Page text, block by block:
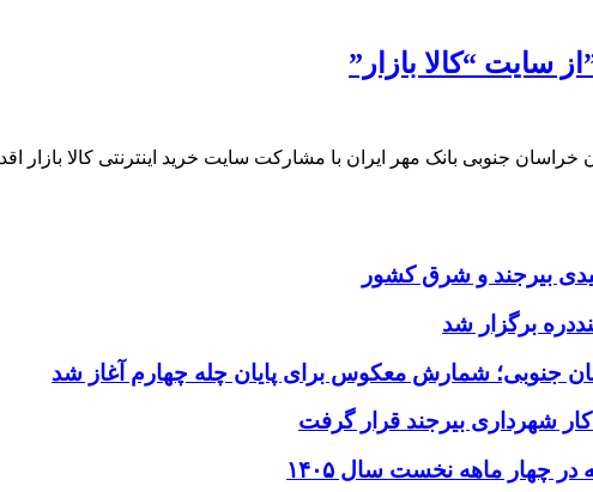
سایت “کالا بازار”
جنوبی بانک مهر ایران با مشارکت سایت خرید اینترنتی کالا
بیرجند و شرق کشور
برگزار شد
جنوبی؛ شمارش معکوس برای پایان چله چهارم آغاز شد
شهرداری بیرجند قرار گرفت